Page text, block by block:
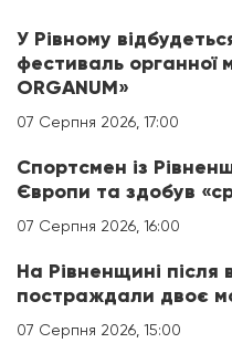
У Рівному
фестиваль органної
ORGANUM»
07 Серпня 2026, 17:00
Спортсмен із
Європи та здобув
07 Серпня 2026, 16:00
На Рівненщині після
постраждали двоє
07 Серпня 2026, 15:00